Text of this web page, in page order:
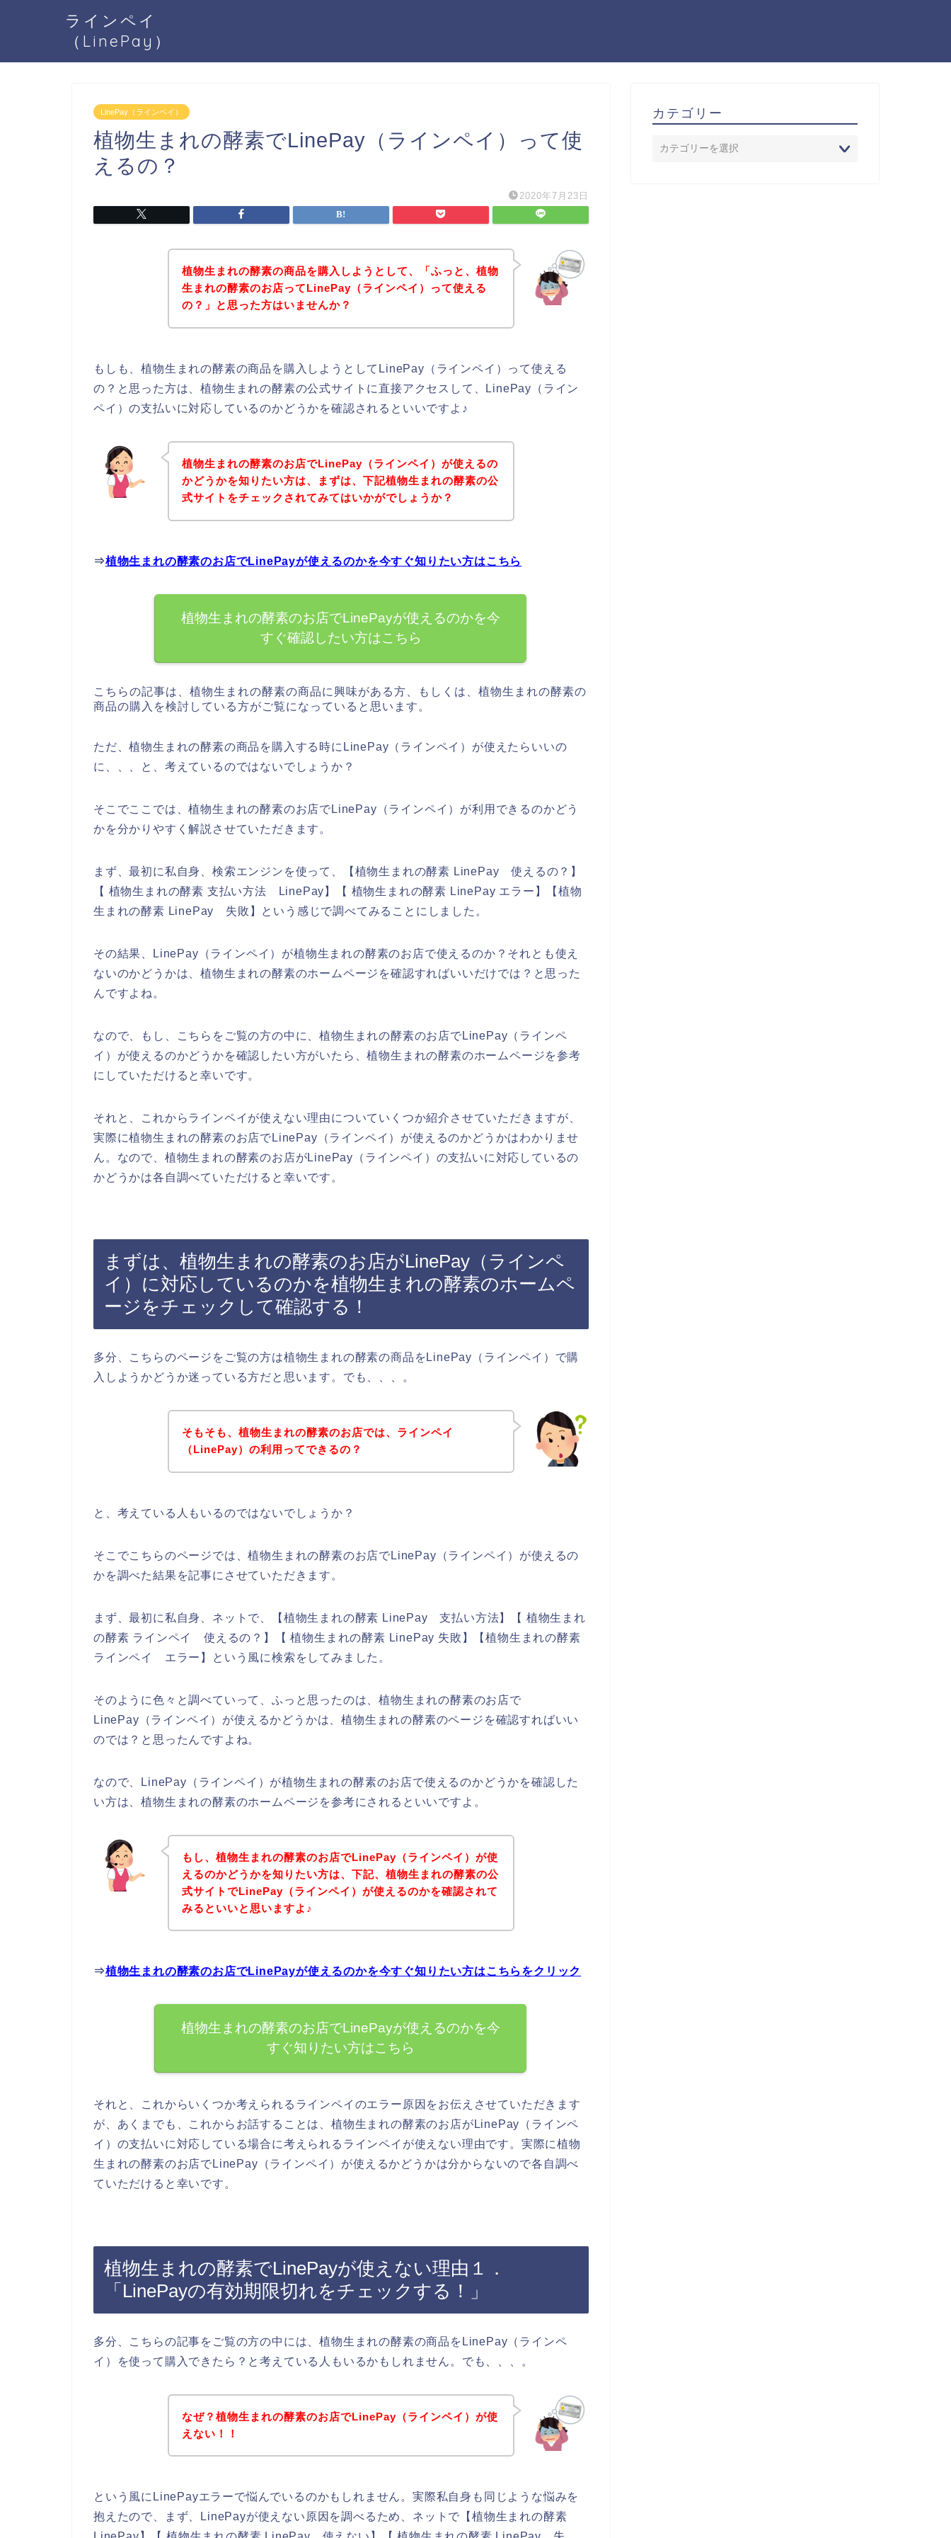
ラインペイ
（LinePay）
LinePay（ラインペイ）
植物生まれの酵素でLinePay（ラインペイ）って使
えるの？
2020年7月23日
植物生まれの酵素の商品を購入しようとして、「ふっと、植物
生まれの酵素のお店ってLinePay（ラインペイ）って使える
の？」と思った方はいませんか？
もしも、植物生まれの酵素の商品を購入しようとしてLinePay（ラインペイ）って使える
の？と思った方は、植物生まれの酵素の公式サイトに直接アクセスして、LinePay（ライン
ペイ）の支払いに対応しているのかどうかを確認されるといいですよ♪
植物生まれの酵素のお店でLinePay（ラインペイ）が使えるの
かどうかを知りたい方は、まずは、下記植物生まれの酵素の公
式サイトをチェックされてみてはいかがでしょうか？
⇒植物生まれの酵素のお店でLinePayが使えるのかを今すぐ知りたい方はこちら
植物生まれの酵素のお店でLinePayが使えるのかを今
すぐ確認したい方はこちら
こちらの記事は、植物生まれの酵素の商品に興味がある方、もしくは、植物生まれの酵素の
商品の購入を検討している方がご覧になっていると思います。
ただ、植物生まれの酵素の商品を購入する時にLinePay（ラインペイ）が使えたらいいの
に、、、と、考えているのではないでしょうか？
そこでここでは、植物生まれの酵素のお店でLinePay（ラインペイ）が利用できるのかどう
かを分かりやすく解説させていただきます。
まず、最初に私自身、検索エンジンを使って、【植物生まれの酵素 LinePay 使えるの？】
【 植物生まれの酵素 支払い方法 LinePay】【 植物生まれの酵素 LinePay エラー】【植物
生まれの酵素 LinePay 失敗】という感じで調べてみることにしました。
その結果、LinePay（ラインペイ）が植物生まれの酵素のお店で使えるのか？それとも使え
ないのかどうかは、植物生まれの酵素のホームページを確認すればいいだけでは？と思った
んですよね。
なので、もし、こちらをご覧の方の中に、植物生まれの酵素のお店でLinePay（ラインペ
イ）が使えるのかどうかを確認したい方がいたら、植物生まれの酵素のホームページを参考
にしていただけると幸いです。
それと、これからラインペイが使えない理由についていくつか紹介させていただきますが、
実際に植物生まれの酵素のお店でLinePay（ラインペイ）が使えるのかどうかはわかりませ
ん。なので、植物生まれの酵素のお店がLinePay（ラインペイ）の支払いに対応しているの
かどうかは各自調べていただけると幸いです。
まずは、植物生まれの酵素のお店がLinePay（ラインペ
イ）に対応しているのかを植物生まれの酵素のホームペ
ージをチェックして確認する！
多分、こちらのページをご覧の方は植物生まれの酵素の商品をLinePay（ラインペイ）で購
入しようかどうか迷っている方だと思います。でも、、、。
そもそも、植物生まれの酵素のお店では、ラインペイ
（LinePay）の利用ってできるの？
と、考えている人もいるのではないでしょうか？
そこでこちらのページでは、植物生まれの酵素のお店でLinePay（ラインペイ）が使えるの
かを調べた結果を記事にさせていただきます。
まず、最初に私自身、ネットで、【植物生まれの酵素 LinePay 支払い方法】【 植物生まれ
の酵素 ラインペイ 使えるの？】【 植物生まれの酵素 LinePay 失敗】【植物生まれの酵素
ラインペイ エラー】という風に検索をしてみました。
そのように色々と調べていって、ふっと思ったのは、植物生まれの酵素のお店で
LinePay（ラインペイ）が使えるかどうかは、植物生まれの酵素のページを確認すればいい
のでは？と思ったんですよね。
なので、LinePay（ラインペイ）が植物生まれの酵素のお店で使えるのかどうかを確認した
い方は、植物生まれの酵素のホームページを参考にされるといいですよ。
もし、植物生まれの酵素のお店でLinePay（ラインペイ）が使
えるのかどうかを知りたい方は、下記、植物生まれの酵素の公
式サイトでLinePay（ラインペイ）が使えるのかを確認されて
みるといいと思いますよ♪
⇒植物生まれの酵素のお店でLinePayが使えるのかを今すぐ知りたい方はこちらをクリック
植物生まれの酵素のお店でLinePayが使えるのかを今
すぐ知りたい方はこちら
それと、これからいくつか考えられるラインペイのエラー原因をお伝えさせていただきます
が、あくまでも、これからお話することは、植物生まれの酵素のお店がLinePay（ラインペ
イ）の支払いに対応している場合に考えられるラインペイが使えない理由です。実際に植物
生まれの酵素のお店でLinePay（ラインペイ）が使えるかどうかは分からないので各自調べ
ていただけると幸いです。
植物生まれの酵素でLinePayが使えない理由１．
「LinePayの有効期限切れをチェックする！」
多分、こちらの記事をご覧の方の中には、植物生まれの酵素の商品をLinePay（ラインペ
イ）を使って購入できたら？と考えている人もいるかもしれません。でも、、、。
なぜ？植物生まれの酵素のお店でLinePay（ラインペイ）が使
えない！！
という風にLinePayエラーで悩んでいるのかもしれません。実際私自身も同じような悩みを
抱えたので、まず、LinePayが使えない原因を調べるため、ネットで【植物生まれの酵素
カテゴリー